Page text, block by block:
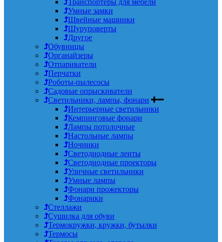
Умные замки
Швейные машинки
Шуруповерты
Другое
Обувницы
Органайзеры
Отпариватели
Перчатки
Роботы-пылесосы
Садовые опрыскиватели
Светильники, лампы, фонари
Интерьерные светильники
Кемпинговые фонари
Лампы потолочные
Настольные лампы
Ночники
Светодиодные ленты
Светодиодные проекторы
Уличные светильники
Умные лампы
Фонари прожекторы
Фонарики
Стеллажи
Сушилка для обуви
Термокружки, кружки, бутылки
Термосы